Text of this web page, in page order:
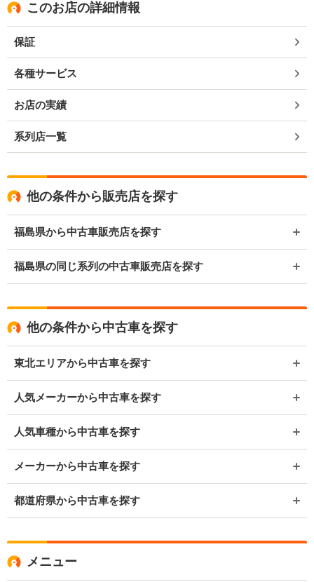
このお店の詳細情報
保証
各種サービス
お店の実績
系列店一覧
他の条件から販売店を探す
福島県から中古車販売店を探す
福島県の同じ系列の中古車販売店を探す
他の条件から中古車を探す
東北エリアから中古車を探す
人気メーカーから中古車を探す
人気車種から中古車を探す
メーカーから中古車を探す
都道府県から中古車を探す
メニュー